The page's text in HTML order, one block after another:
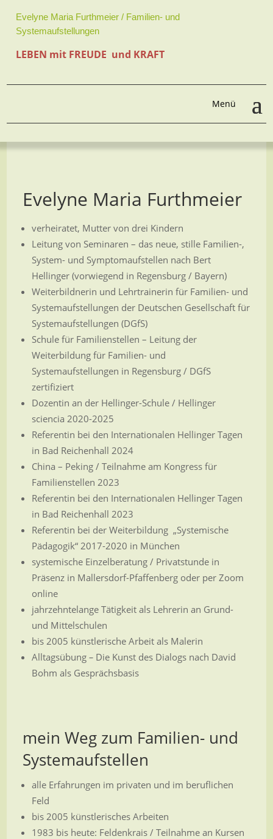
Evelyne Maria Furthmeier / Familien- und
Systemaufstellungen
LEBEN mit FREUDE und KRAFT
Evelyne Maria Furthmeier
verheiratet, Mutter von drei Kindern
Leitung von Seminaren – das neue, stille Familien-,
System- und Symptomaufstellen nach Bert
Hellinger (vorwiegend in Regensburg / Bayern)
Weiterbildnerin und Lehrtrainerin für Familien- und
Systemaufstellungen der Deutschen Gesellschaft für
Systemaufstellungen (DGfS)
Schule für Familienstellen – Leitung der
Weiterbildung für Familien- und
Systemaufstellungen in Regensburg / DGfS
zertifiziert
Dozentin an der Hellinger-Schule / Hellinger
sciencia 2020-2025
Referentin bei den Internationalen Hellinger Tagen
in Bad Reichenhall 2024
China – Peking / Teilnahme am Kongress für
Familienstellen 2023
Referentin bei den Internationalen Hellinger Tagen
in Bad Reichenhall 2023
Referentin bei der Weiterbildung „Systemische
Pädagogik“ 2017-2020 in München
systemische Einzelberatung / Privatstunde in
Präsenz in Mallersdorf-Pfaffenberg oder per Zoom
online
jahrzehntelange Tätigkeit als Lehrerin an Grund-
und Mittelschulen
bis 2005 künstlerische Arbeit als Malerin
Alltagsübung– Die Kunst des Dialogs nach David
Bohm als Gesprächsbasis
mein Weg zum Familien- und
Systemaufstellen
alle Erfahrungen im privaten und im beruflichen
Feld
bis 2005 künstlerisches Arbeiten
1983 bis heute: Feldenkrais / Teilnahme an Kursen